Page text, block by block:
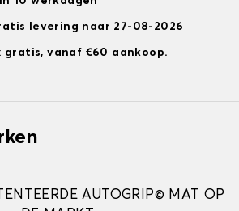
levering naar 27-08-2026
gratis, vanaf €60 aankoop.
AUTOGRIP© MAT OP